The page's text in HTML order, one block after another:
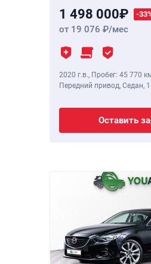
1 498 000 -
от 19 076 /мес
2020 г.в., Пробег: 45 770
Передний привод, Седан,
Оставить